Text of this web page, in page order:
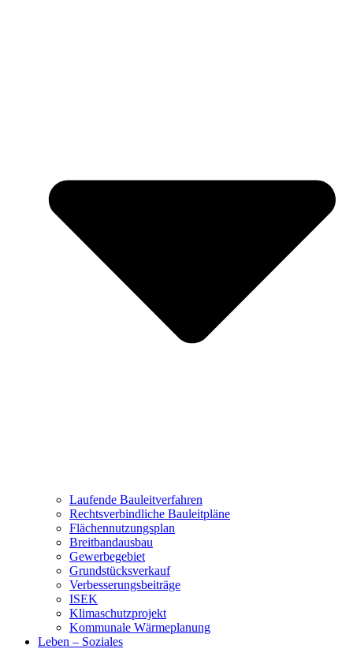
Laufende Bauleitverfahren
Rechtsverbindliche Bauleitpläne
Flächennutzungsplan
Breitbandausbau
Gewerbegebiet
Grundstücksverkauf
Verbesserungsbeiträge
ISEK
Klimaschutzprojekt
Kommunale Wärmeplanung
Leben – Soziales